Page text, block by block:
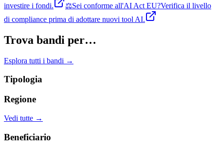
investire i fondi.
⚖️Sei conforme all'AI Act EU?Verifica il livello
di compliance prima di adottare nuovi tool AI.
Trova bandi per…
Esplora tutti i bandi →
Tipologia
Regione
Vedi tutte →
Beneficiario